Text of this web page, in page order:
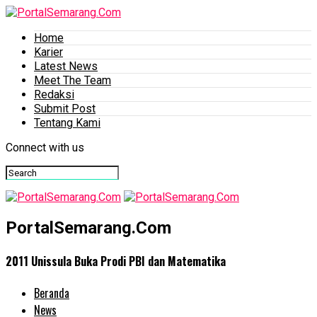
Home
Karier
Latest News
Meet The Team
Redaksi
Submit Post
Tentang Kami
Connect with us
PortalSemarang.Com
2011 Unissula Buka Prodi PBI dan Matematika
Beranda
News